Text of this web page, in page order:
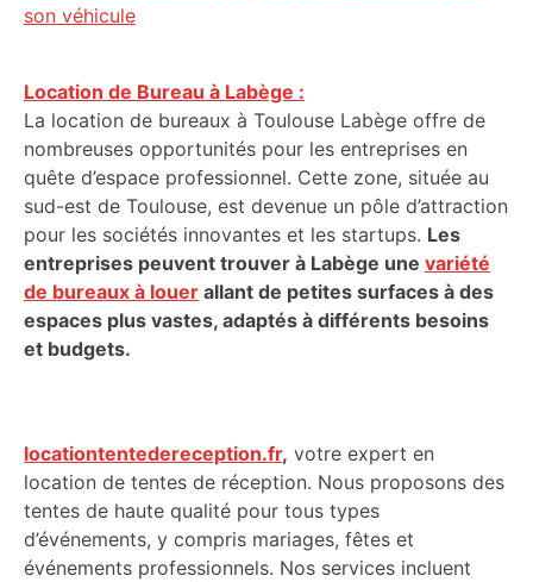
son véhicule
Location de Bureau à Labège :
La location de bureaux à Toulouse Labège offre de
nombreuses opportunités pour les entreprises en
quête d’espace professionnel. Cette zone, située au
sud-est de Toulouse, est devenue un pôle d’attraction
pour les sociétés innovantes et les startups. Les
entreprises peuvent trouver à Labège une variété
de bureaux à louer allant de petites surfaces à des
espaces plus vastes, adaptés à différents besoins
et budgets.
locationtentedereception.fr, votre expert en
location de tentes de réception. Nous proposons des
tentes de haute qualité pour tous types
d’événements, y compris mariages, fêtes et
événements professionnels. Nos services incluent